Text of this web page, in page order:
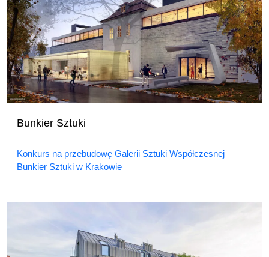
Bunkier Sztuki
Konkurs na przebudowę Galerii Sztuki Współczesnej
Bunkier Sztuki w Krakowie